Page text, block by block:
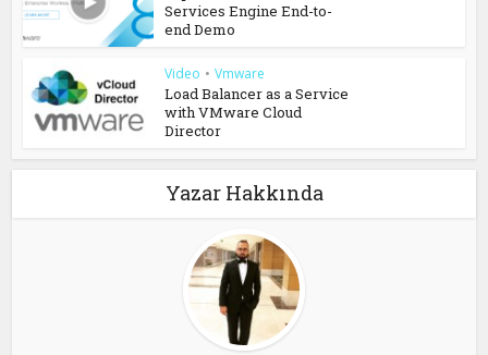
Services Engine End-to-
end Demo
Video • Vmware
Load Balancer as a Service
with VMware Cloud
Director
Yazar Hakkında